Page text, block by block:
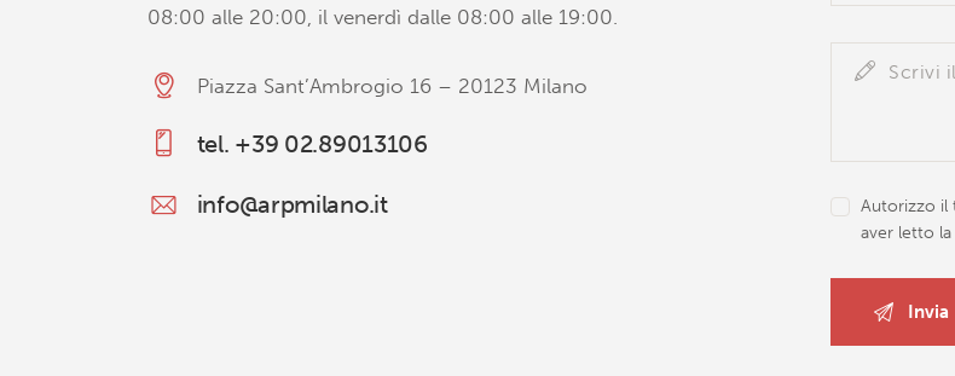
08:00 alle 20:00, il venerdì dalle 08:00 alle 19:00.
Piazza Sant’Ambrogio 16 – 20123 Milano
tel. +39 02.89013106
info@arpmilano.it
Autorizzo il
aver letto la